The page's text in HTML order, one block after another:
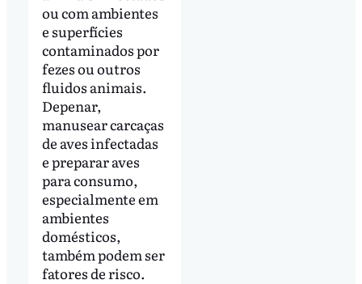
ou com ambientes
e superfícies
contaminados por
fezes ou outros
fluidos animais.
Depenar,
manusear carcaças
de aves infectadas
e preparar aves
para consumo,
especialmente em
ambientes
domésticos,
também podem ser
fatores de risco.